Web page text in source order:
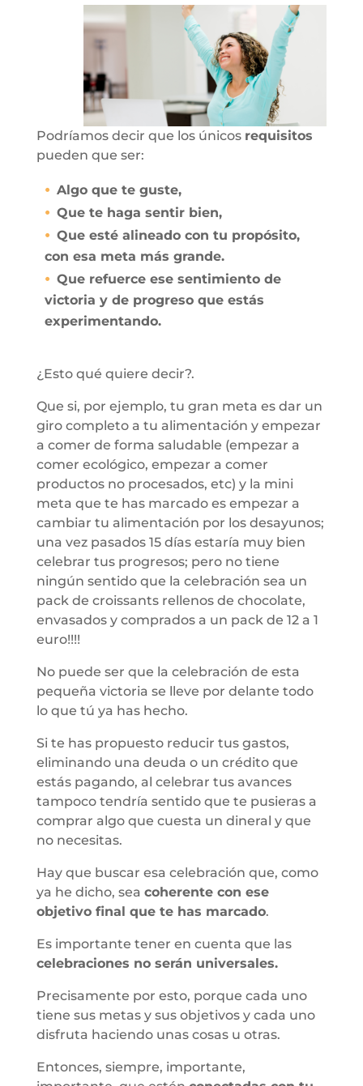
Podríamos decir que los únicos requisitos
pueden que ser:
Algo que te guste,
Que te haga sentir bien,
Que esté alineado con tu propósito,
con esa meta más grande.
Que refuerce ese sentimiento de
victoria y de progreso que estás
experimentando.
¿Esto qué quiere decir?.
Que si, por ejemplo, tu gran meta es dar un
giro completo a tu alimentación y empezar
a comer de forma saludable (empezar a
comer ecológico, empezar a comer
productos no procesados, etc) y la mini
meta que te has marcado es empezar a
cambiar tu alimentación por los desayunos;
una vez pasados 15 días estaría muy bien
celebrar tus progresos; pero no tiene
ningún sentido que la celebración sea un
pack de croissants rellenos de chocolate,
envasados y comprados a un pack de 12 a 1
euro!!!!
No puede ser que la celebración de esta
pequeña victoria se lleve por delante todo
lo que tú ya has hecho.
Si te has propuesto reducir tus gastos,
eliminando una deuda o un crédito que
estás pagando, al celebrar tus avances
tampoco tendría sentido que te pusieras a
comprar algo que cuesta un dineral y que
no necesitas.
Hay que buscar esa celebración que, como
ya he dicho, sea coherente con ese
objetivo final que te has marcado.
Es importante tener en cuenta que las
celebraciones no serán universales.
Precisamente por esto, porque cada uno
tiene sus metas y sus objetivos y cada uno
disfruta haciendo unas cosas u otras.
Entonces, siempre, importante,